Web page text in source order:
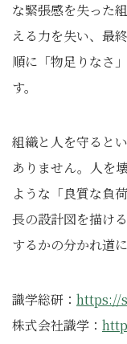
な緊張感を失った
える力を失い、最
順に「物足りなさ
す。
組織と人を守ると
ありません。人を
ような「良質な負
長の設計図を描け
するかの分かれ道
識学総研： https://
株式会社識学：